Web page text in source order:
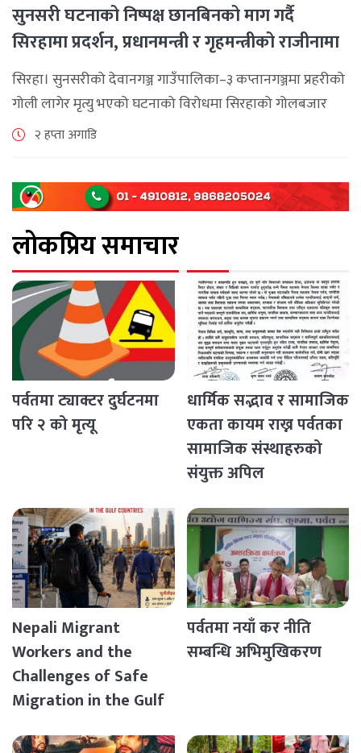
सुनसरी घटनाको निष्पक्ष छानबिनको माग गर्दै
सिरहामा प्रदर्शन, प्रधानमन्त्री र गृहमन्त्रीको राजीनामा
माग
सिरहा। सुनसरीको देवानगञ्ज गाउँपालिका–३ कप्तानगञ्जमा प्रहरीको
गोली लागेर मृत्यु भएको घटनाको विरोधमा सिरहाको गोलबजार
नगरपालिका–८ पुरानो चोक चोहर्वामा स्थानीयले प्रदर्शन गरेका
पश्चिम राजमार्ग अवरुद्ध [...]
२ हप्ता अगाडि
लोकप्रिय समाचार
पर्वतमा ट्याक्टर दुर्घटनमा
परि २ को मृत्यू
धार्मिक सद्भाव र सामाजिक
एकता कायम राख्न पर्वतका
सामाजिक संस्थाहरुको
संयुक्त अपिल
Nepali Migrant
Workers and the
Challenges of Safe
Migration in the Gulf
पर्वतमा नयाँ कर नीति
सम्बन्धि अभिमुखिकरण